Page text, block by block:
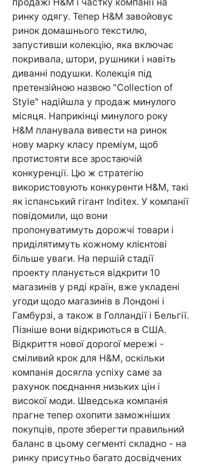
ринку одягу. Тепер H&M завойовує
ринок домашнього текстилю,
запустивши колекцію, яка включає
покривала, штори, рушники і навіть
диванні подушки. Колекція під
претензійною назвою "Collection of
Style" надійшла у продаж минулого
місяця. Наприкінці минулого року
H&M планувала вивести на ринок
нову марку класу преміум, щоб
протистояти все зростаючій
конкуренції. Цю ж стратегію
використовують конкуренти H&M, такі
як іспанський гігант Inditex. У компанії
повідомили, що вони
пропонуватимуть дорожчі товари і
приділятимуть кожному клієнтові
більше уваги. На першій стадії
проекту планується відкрити 10
магазинів у ряді країн, вже укладені
угоди щодо магазинів в Лондоні і
Гамбурзі, а також в Голландії і Бельгії.
Пізніше вони відкриються в США.
Відкриття нової дорогої мережі -
сміливий крок для H&M, оскільки
компанія досягла успіху саме за
рахунок поєднання низьких цін і
високої моди. Шведська компанія
прагне тепер охопити заможніших
покупців, проте зберегти правильний
баланс в цьому сегменті складно - на
ринку присутньо багато досвідчених